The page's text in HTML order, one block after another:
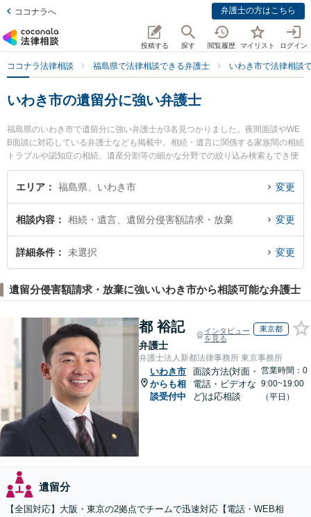
ココナラへ 弁護士の方はこちら
投稿する 探す 閲覧履歴 マイリスト ログイン
ココナラ法律相談 福島県で法律相談できる弁護士 いわき市で法律相談
いわき市の遺留分に強い弁護士
福島県のいわき市で遺留分に強い弁護士が3名見つかりました。夜間面談やWE
B面談に対応している弁護士なども掲載中。相続・遺言に関係する家族間の相続
トラブルや認知症の相続、遺産分割等の細かな分野での絞り込み検索もでき便
利です。特に弁護士法人湊法律事務所の安藤 眞史弁護士やいわきグリーン法律
事務所の佐藤 慎也弁護士、くどうつつじの花法律事務所の工藤 誠一弁護士のプ
ロフィール情報や弁護士費用、強みなどが注目されています。『いわき市で土
分のトラブル解決の実績豊富な近くの弁護士を検索したい』『初回相談無料で
遺留分を法律相談できるいわき市内の弁護士に相談予約したい』などでお困り
の相談者さんにおすすめです。
エリア 福島県、いわき市 変更
相談内容 相続・遺言、遺留分侵害額請求・放棄 変更
詳細条件 未選択 変更
遺留分侵害額請求・放棄に強いいわき市から相談可能な弁護士
都 裕記
弁護士
インタビュー
を見る
東京都
弁護士法人新都法律事務所 東京事務所
いわき市
からも相
談受付中
面談方法(対面・
電話・ビデオな
ど)は応相談
営業時間：0
9:00~19:00
（平日）
遺留分
【全国対応】大阪・東京の2拠点でチームで迅速対応【電話・WEB相